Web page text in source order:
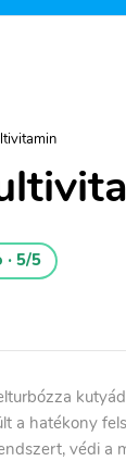
5/5
a hatékony
védi a